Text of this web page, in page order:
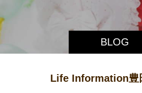
BLOG
Life Information豊